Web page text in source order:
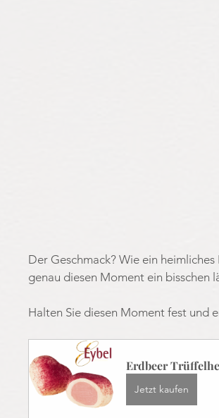
Der Geschmack? Wie ein
genau diesen Moment ein bisschen
Halten Sie diesen Moment fest und
Erdbeer
Jetzt kaufen